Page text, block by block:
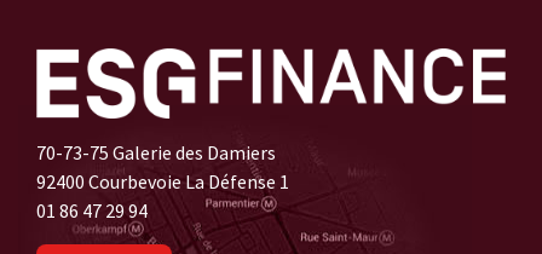
70-73-75 Galerie des Damiers
92400 Courbevoie La Défense 1
01 86 47 29 94